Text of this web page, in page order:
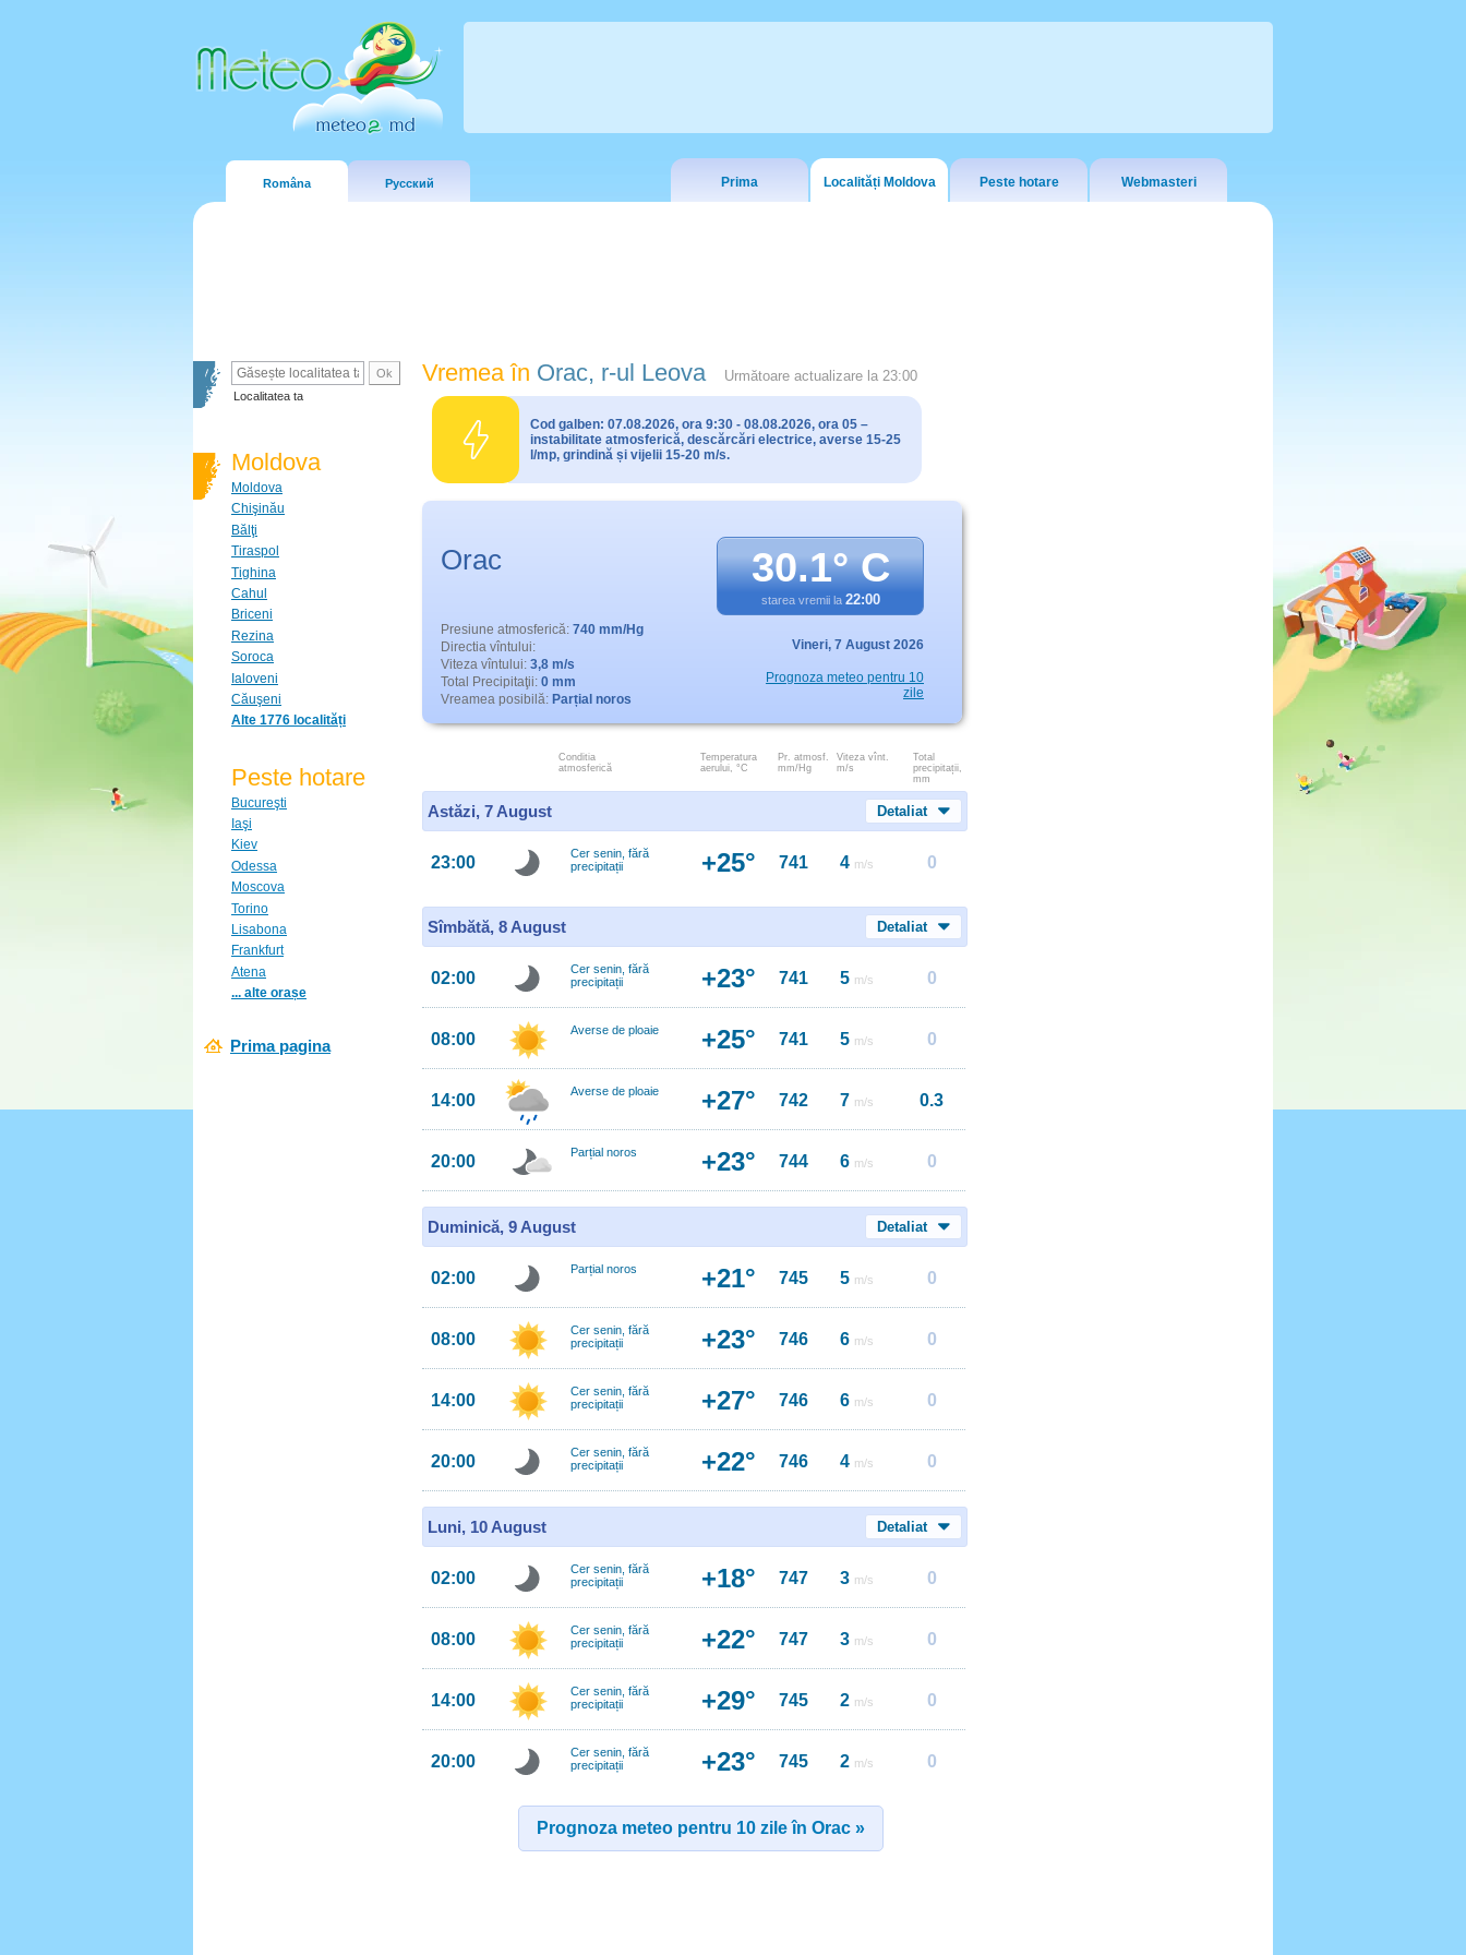
Româna Русский Prima Localități Moldova Peste hotare Webmasteri
Localitatea ta
Moldova
Moldova
Chişinău
Bălţi
Tiraspol
Tighina
Cahul
Briceni
Rezina
Soroca
Ialoveni
Căuşeni
Alte 1776 localități
Peste hotare
Bucureşti
Iaşi
Kiev
Odessa
Moscova
Torino
Lisabona
Frankfurt
Atena
... alte orașe
Prima pagina
Vremea în Orac, r-ul Leova Următoare actualizare la 23:00
Cod galben: 07.08.2026, ora 9:30 - 08.08.2026, ora 05 –
instabilitate atmosferică, descărcări electrice, averse 15-25
l/mp, grindină și vijelii 15-20 m/s.
Orac 30.1° C
starea vremii la 22:00
Presiune atmosferică: 740 mm/Hg
Directia vîntului:
Viteza vîntului: 3,8 m/s
Total Precipitaţii: 0 mm
Vreamea posibilă: Parțial noros
Vineri, 7 August 2026
Prognoza meteo pentru 10
zile
Conditia
atmosferică
Temperatura
aerului, °C
Pr. atmosf.
mm/Hg
Viteza vînt.
m/s
Total
precipitații,
mm
Astăzi, 7 August Detaliat
23:00
Cer senin, fără
precipitații
+25° 741 4 m/s 0
Sîmbătă, 8 August Detaliat
02:00
Cer senin, fără
precipitații
+23° 741 5 m/s 0
08:00 Averse de ploaie +25° 741 5 m/s 0
14:00 Averse de ploaie +27° 742 7 m/s 0.3
20:00 Parțial noros +23° 744 6 m/s 0
Duminică, 9 August Detaliat
02:00 Parțial noros +21° 745 5 m/s 0
08:00
Cer senin, fără
precipitații
+23° 746 6 m/s 0
14:00
Cer senin, fără
precipitații
+27° 746 6 m/s 0
20:00
Cer senin, fără
precipitații
+22° 746 4 m/s 0
Luni, 10 August Detaliat
02:00
Cer senin, fără
precipitații
+18° 747 3 m/s 0
08:00
Cer senin, fără
precipitații
+22° 747 3 m/s 0
14:00
Cer senin, fără
precipitații
+29° 745 2 m/s 0
20:00
Cer senin, fără
precipitații
+23° 745 2 m/s 0
Prognoza meteo pentru 10 zile în Orac »